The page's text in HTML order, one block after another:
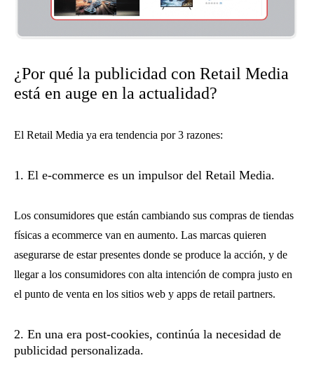
¿Por qué la publicidad con Retail Media
está en auge en la actualidad?
El Retail Media ya era tendencia por 3 razones:
1. El e-commerce es un impulsor del Retail Media.
Los consumidores que están cambiando sus compras de tiendas
físicas a ecommerce van en aumento. Las marcas quieren
asegurarse de estar presentes donde se produce la acción, y de
llegar a los consumidores con alta intención de compra justo en
el punto de venta en los sitios web y apps de retail partners.
2. En una era post-cookies, continúa la necesidad de
publicidad personalizada.